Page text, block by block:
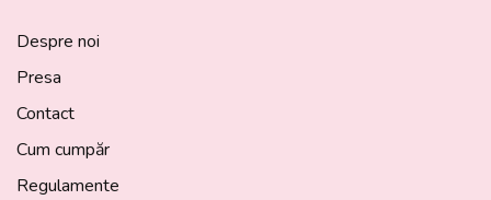
Despre noi
Presa
Contact
Cum cumpăr
Regulamente